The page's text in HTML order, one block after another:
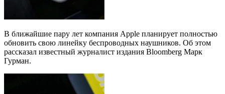
В ближайшие пару лет компания Apple планирует полностью
обновить свою линейку беспроводных наушников. Об этом
рассказал известный журналист издания Bloomberg Марк
Гурман.